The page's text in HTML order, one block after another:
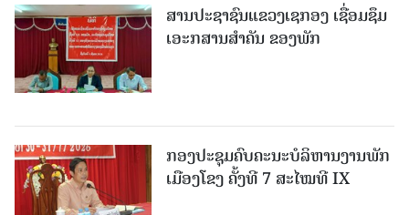
ສານປະຊາຊົນແຂວງເຊກອງ ເຊື່ອມຊຶມ
ເອະກສານສໍາຄັນ ຂອງພັກ
ກອງປະຊຸມຄົບຄະນະບໍລິຫານງານພັກ
ເມືອງໂຂງ ຄັ້ງທີ 7 ສະໄໝທີ IX